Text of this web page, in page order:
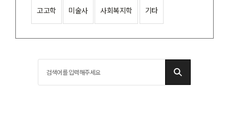
고고학 미술사 사회복지학 기타